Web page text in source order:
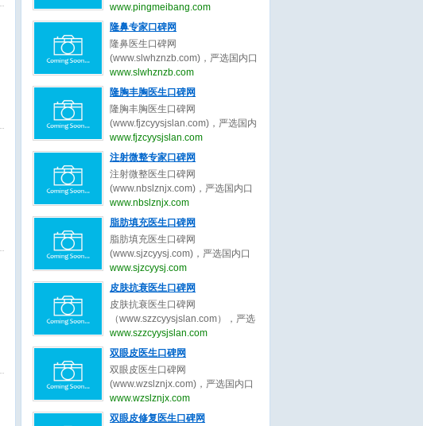
（www.pingmeibang.com）是目前
国内最大最专业最权威的整形美容
www.pingmeibang.com
隆鼻专家口碑网
隆鼻医生口碑网
(www.slwhznzb.com)，严选国内口
碑最好的隆鼻医生，收集全网最真
实的关于隆鼻医生、隆鼻专家的最
策提出最真实的隆鼻医美评价参
考。做隆鼻医美前，先上隆鼻医生
口碑网。
www.slwhznzb.com
隆胸丰胸医生口碑网
隆胸丰胸医生口碑网
(www.fjzcyysjslan.com)，严选国内
口碑最好的隆胸丰胸医生，收集全
网最真实的关于隆胸丰胸医生、隆
胸丰胸求美者整形决策提出最真实
的隆胸丰胸医美评价参考。做隆胸
丰胸医美前，先上隆胸丰胸医生口
碑网。
www.fjzcyysjslan.com
注射微整专家口碑网
注射微整医生口碑网
(www.nbslznjx.com)，严选国内口
碑最好的注射微整医生，收集全网
最真实的关于注射微整医生、注射
微整求美者整形决策提出最真实的
注射微整医美评价参考。做注射微
整医美前，先上注射微整医生口碑
网。
www.nbslznjx.com
脂肪填充医生口碑网
脂肪填充医生口碑网
(www.sjzcyysj.com)，严选国内口
碑最好的脂肪填充医生，收集全网
最真实的关于脂肪填充医生、脂肪
填充求美者整形决策提出最真实的
脂肪填充医美评价参考。做脂肪填
充医美前，先上脂肪填充医生口碑
网。
www.sjzcyysj.com
皮肤抗衰医生口碑网
皮肤抗衰医生口碑网
（www.szzcyysjslan.com），严选
国内口碑最好的皮肤抗衰医生，收
集全网最真实的关于皮肤抗衰医
价，为皮肤抗衰求美者整形决策提
出最真实的皮肤抗衰医美评价参
考。做皮肤抗衰医美前，先上皮肤
抗衰医生口碑网。
www.szzcyysjslan.com
双眼皮医生口碑网
双眼皮医生口碑网
(www.wzslznjx.com)，严选国内口
碑最好的双眼皮医生，收集全网最
真实的关于双眼皮医生、双眼皮专
www.wzslznjx.com
双眼皮修复医生口碑网